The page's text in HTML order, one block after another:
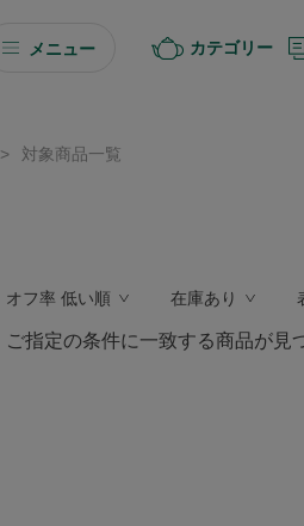
メニュー カテゴリー
> 対象商品一覧
オフ率 低い順 在庫あり
ご指定の条件に一致する商品が見